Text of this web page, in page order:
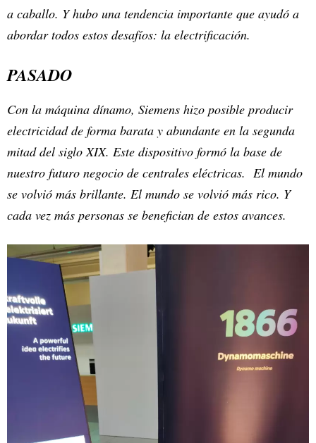
a caballo. Y hubo una tendencia importante que ayudó a
abordar todos estos desafíos: la electrificación.
PASADO
Con la máquina dínamo, Siemens hizo posible producir
electricidad de forma barata y abundante en la segunda
mitad del siglo XIX. Este dispositivo formó la base de
nuestro futuro negocio de centrales eléctricas. El mundo
se volvió más brillante. El mundo se volvió más rico. Y
cada vez más personas se benefician de estos avances.